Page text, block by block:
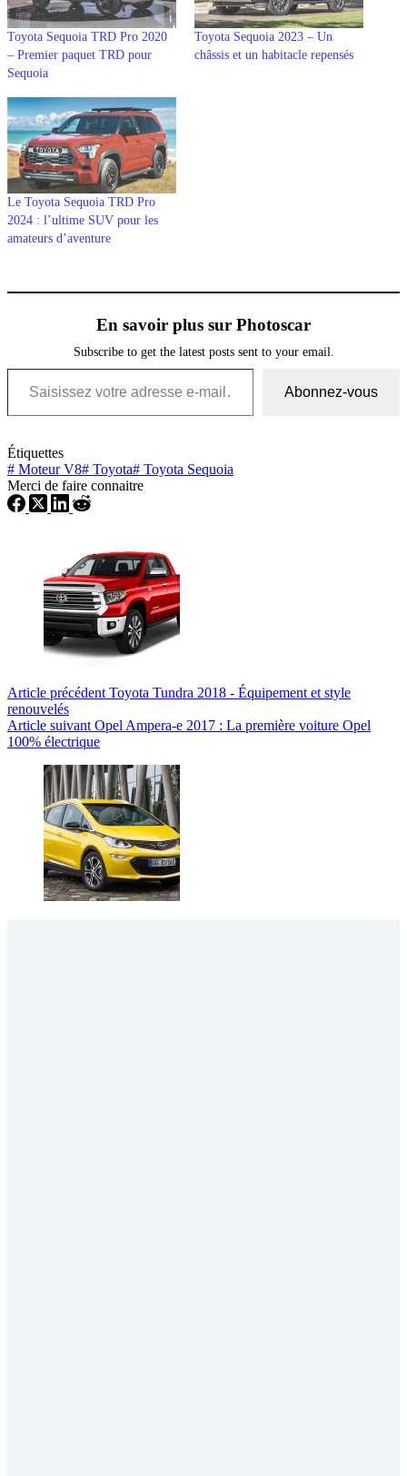
Toyota Sequoia TRD Pro 2020
– Premier paquet TRD pour
Sequoia
Toyota Sequoia 2023 – Un
châssis et un habitacle repensés
Le Toyota Sequoia TRD Pro
2024 : l’ultime SUV pour les
amateurs d’aventure
En savoir plus sur Photoscar
Subscribe to get the latest posts sent to your email.
Saisissez votre adresse e-mail…
Abonnez-vous
Étiquettes
# Moteur V8# Toyota# Toyota Sequoia
Merci de faire connaitre
Article précédent Toyota Tundra 2018 - Équipement et style
renouvelés
Article suivant Opel Ampera-e 2017 : La première voiture Opel
100% électrique